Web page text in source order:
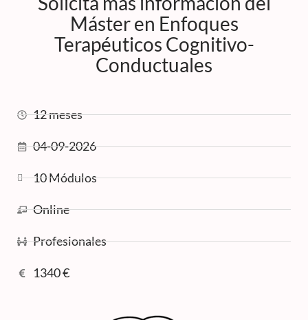
Máster en Enfoques
Terapéuticos Cognitivo-
Conductuales
12 meses
04-09-2026
10 Módulos
Online
Profesionales
1340 €